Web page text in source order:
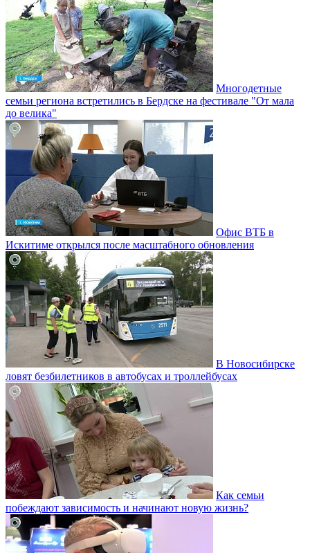
Многодетные
семьи региона встретились в Бердске на фестивале "От мала
до велика"
Офис ВТБ в
Искитиме открылся после масштабного обновления
В Новосибирске
ловят безбилетников в автобусах и троллейбусах
Как семьи
побеждают зависимость и начинают новую жизнь?